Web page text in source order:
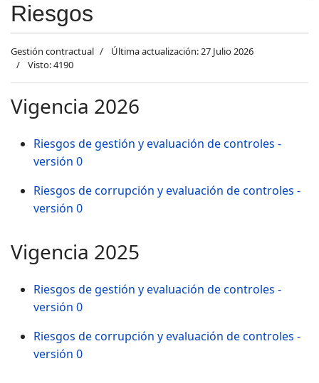
Riesgos
Gestión contractual
Última actualización: 27 Julio 2026
Visto: 4190
Vigencia 2026
Riesgos de gestión y evaluación de controles -
versión 0
Riesgos de corrupción y evaluación de controles -
versión 0
Vigencia 2025
Riesgos de gestión y evaluación de controles -
versión 0
Riesgos de corrupción y evaluación de controles -
versión 0